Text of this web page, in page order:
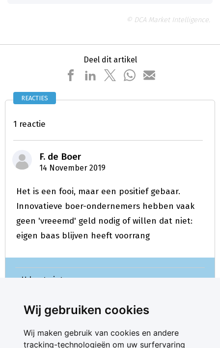
Wij gebruiken cookies
Wij maken gebruik van cookies en andere
tracking-technologieën om uw surfervaring
© DCA Market Intelligence.
Deel dit artikel
REACTIES
1 reactie
F. de Boer
14 November 2019
Het is een fooi, maar een positief gebaar.
Innovatieve boer-ondernemers hebben vaak
geen 'vreeemd' geld nodig of willen dat niet:
eigen baas blijven heeft voorrang
U kunt niet meer reageren.